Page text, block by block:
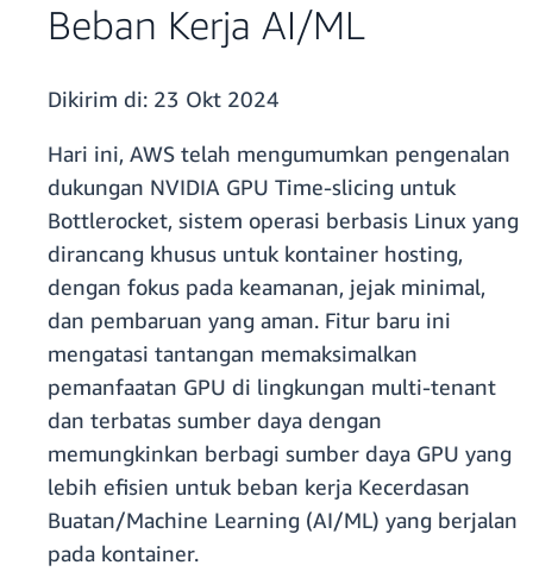
Beban Kerja AI/ML
Dikirim di: 23 Okt 2024
Hari ini, AWS telah mengumumkan pengenalan
dukungan NVIDIA GPU Time-slicing untuk
Bottlerocket, sistem operasi berbasis Linux yang
dirancang khusus untuk kontainer hosting,
dengan fokus pada keamanan, jejak minimal,
dan pembaruan yang aman. Fitur baru ini
mengatasi tantangan memaksimalkan
pemanfaatan GPU di lingkungan multi-tenant
dan terbatas sumber daya dengan
memungkinkan berbagi sumber daya GPU yang
lebih efisien untuk beban kerja Kecerdasan
Buatan/Machine Learning (AI/ML) yang berjalan
pada kontainer.